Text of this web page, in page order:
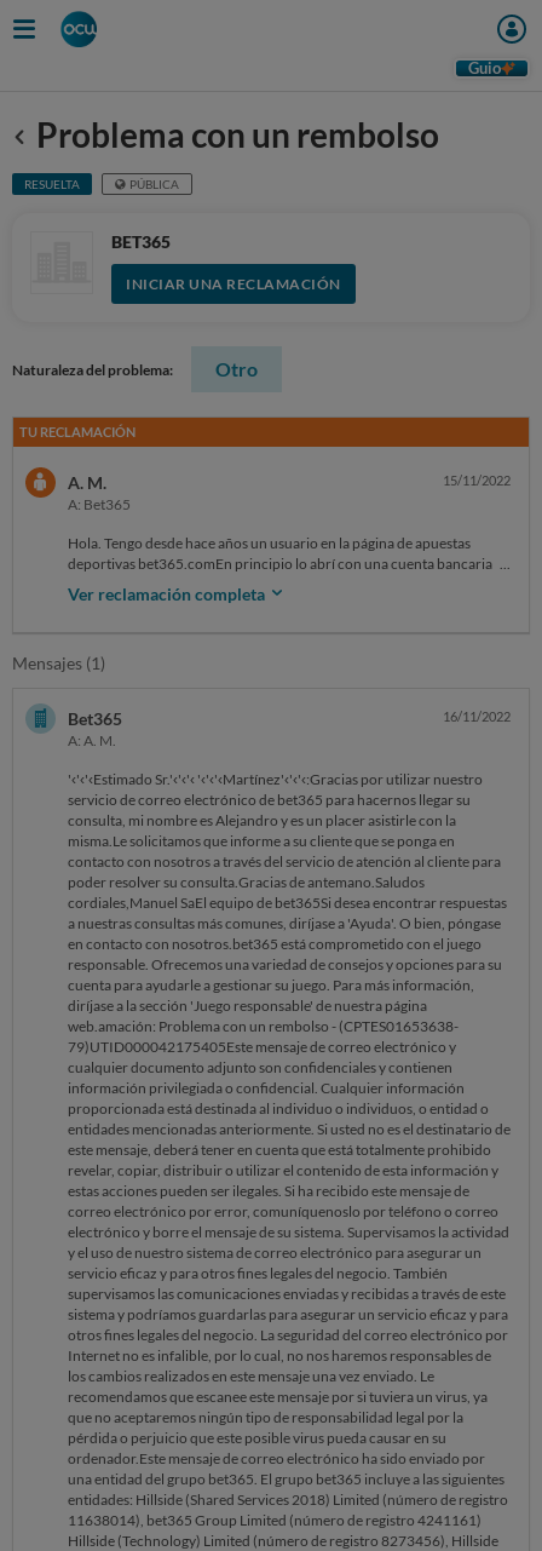
Guio
Anterior
Problema con un rembolso
RESUELTA PÚBLICA
BET365
INICIAR UNA RECLAMACIÓN
Naturaleza del problema: Otro
TU RECLAMACIÓN
A. M.
A: Bet365
15/11/2022
Hola. Tengo desde hace años un usuario en la página de apuestas
deportivas bet365.comEn principio lo abrí con una cuenta bancaria
que puse a nombre de mi madre, porque yo vivía en Canarias y podría
ser un problema a nivel fiscal.Con los años, me trasladé a Península y al
bancaria, se formó un lío y no lo permitía al final, lo expliqué, me
en regla y seguí haciendo mi quiniela de football americano semanal de
5 euros con mi nombre y de la misma manera que lo hacía desde
Canarias.Hasta aquí, todo bien pero ahora, he ganado una pequeña
cantidad y he mandado que me reintegrasen 30 euros a mi cuenta. A la
MISMA cuenta bancaria con la que CADA SEMANA desde hace años
hago ingresos en bet365.com a través de MI tarjeta de crédito, de esa
cuenta.Pues me dicen que no es posible que me reintegren a través de
esa cuenta porque no me reconocen y que lo harán si tengo otra
cuenta en otro banco. Es decir, que para agarrar mi dinero, me
reconocen, pero para rembolsarlo, a la misma cuenta, me dicen que no
me reconocen como propietario de esa cuenta. Esa cuenta está a
nombre de mi madre y mío, para poder hacer ingresos y gastos
comunes. Les he mandado extractos de la cuenta con mi nombre, el
IBAN, el Swit, la dirección del banco, el número de la oficina… (Todo lo
que me han pedido). Pues nada, mi dinero sigue parado. Eso sí, lo
puedo apostar cuando quiera. (Y perderlo, claro).Ya estoy harto de
hacerles ver que es una auténtica estupidez, pero me parece que
quieren que ese dinero se quede allí. ¿Podríais echarme una mano para
que se bajen del burro? La misma cuenta para pagar, pero no vale para
recibir. En dos palabras: Im Presionante.Adjunto documentos:1.
Cuenta bancaria a mi nombre solicitado por bet365.com2. E-mail
confirmando mi certificación en su página con fecha 15 de
septiembre3. E-mail recibido de bet365.com rechazando el rembolso
a mi cuenta
Ver reclamación completa
Mensajes (1)
Bet365
A: A. M.
16/11/2022
'‹'‹'‹Estimado Sr.'‹'‹'‹ '‹'‹'‹Martínez'‹'‹'‹:Gracias por utilizar nuestro
servicio de correo electrónico de bet365 para hacernos llegar su
consulta, mi nombre es Alejandro y es un placer asistirle con la
misma.Le solicitamos que informe a su cliente que se ponga en
contacto con nosotros a través del servicio de atención al cliente para
poder resolver su consulta.Gracias de antemano.Saludos
cordiales,Manuel SaEl equipo de bet365Si desea encontrar respuestas
a nuestras consultas más comunes, diríjase a 'Ayuda'. O bien, póngase
en contacto con nosotros.bet365 está comprometido con el juego
responsable. Ofrecemos una variedad de consejos y opciones para su
cuenta para ayudarle a gestionar su juego. Para más información,
diríjase a la sección 'Juego responsable' de nuestra página
web.amación: Problema con un rembolso - (CPTES01653638-
79)UTID000042175405Este mensaje de correo electrónico y
cualquier documento adjunto son confidenciales y contienen
información privilegiada o confidencial. Cualquier información
proporcionada está destinada al individuo o individuos, o entidad o
entidades mencionadas anteriormente. Si usted no es el destinatario de
este mensaje, deberá tener en cuenta que está totalmente prohibido
revelar, copiar, distribuir o utilizar el contenido de esta información y
estas acciones pueden ser ilegales. Si ha recibido este mensaje de
correo electrónico por error, comuníquenoslo por teléfono o correo
electrónico y borre el mensaje de su sistema. Supervisamos la actividad
y el uso de nuestro sistema de correo electrónico para asegurar un
servicio eficaz y para otros fines legales del negocio. También
supervisamos las comunicaciones enviadas y recibidas a través de este
sistema y podríamos guardarlas para asegurar un servicio eficaz y para
otros fines legales del negocio. La seguridad del correo electrónico por
Internet no es infalible, por lo cual, no nos haremos responsables de
los cambios realizados en este mensaje una vez enviado. Le
recomendamos que escanee este mensaje por si tuviera un virus, ya
que no aceptaremos ningún tipo de responsabilidad legal por la
pérdida o perjuicio que este posible virus pueda causar en su
ordenador.Este mensaje de correo electrónico ha sido enviado por
una entidad del grupo bet365. El grupo bet365 incluye a las siguientes
entidades: Hillside (Shared Services 2018) Limited (número de registro
11638014), bet365 Group Limited (número de registro 4241161)
Hillside (Technology) Limited (número de registro 8273456), Hillside